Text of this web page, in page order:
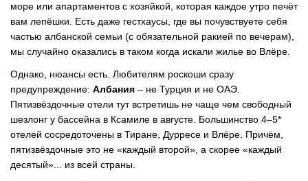
море или апартаментов с хозяйкой, которая каждое утро печёт
вам лепёшки. Есть даже гестхаусы, где вы почувствуете себя
частью албанской семьи (с обязательной ракией по вечерам),
мы случайно оказались в таком когда искали жилье во Влёре.
Однако, нюансы есть. Любителям роскоши сразу
предупреждение: Албания – не Турция и не ОАЭ.
Пятизвёздочные отели тут встретишь не чаще чем свободный
шезлонг у бассейна в Ксамиле в августе. Большинство 4–5*
отелей сосредоточены в Тиране, Дурресе и Влёре. Причём,
пятизвёздочные это не «каждый второй», а скорее «каждый
десятый»... из всей страны.